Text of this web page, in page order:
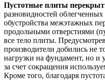
Пустотные плиты
разновидностей
обустройства межэтажных
продольными отверстиями
все тело плиты.
производители добились не
нагрузки на фундамент, но и
за счет сокращения
Кроме того, благодаря